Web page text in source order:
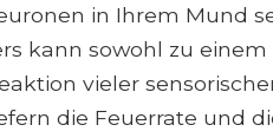
in Ihrem Mund
kann sowohl zu
vieler
die Feuerrate und